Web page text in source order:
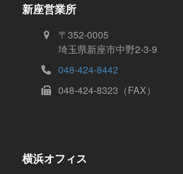
新座営業所
〒352-0005
埼玉県新座市中野2-3-9
048-424-8442
048-424-8323（FAX）
横浜オフィス